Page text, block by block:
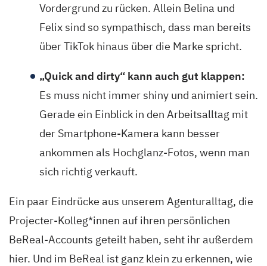
Vordergrund zu rücken. Allein Belina und
Felix sind so sympathisch, dass man bereits
über TikTok hinaus über die Marke spricht.
„Quick and dirty“ kann auch gut klappen:
Es muss nicht immer shiny und animiert sein.
Gerade ein Einblick in den Arbeitsalltag mit
der Smartphone-Kamera kann besser
ankommen als Hochglanz-Fotos, wenn man
sich richtig verkauft.
Ein paar Eindrücke aus unserem Agenturalltag, die
Projecter-Kolleg*innen auf ihren persönlichen
BeReal-Accounts geteilt haben, seht ihr außerdem
hier. Und im BeReal ist ganz klein zu erkennen, wie